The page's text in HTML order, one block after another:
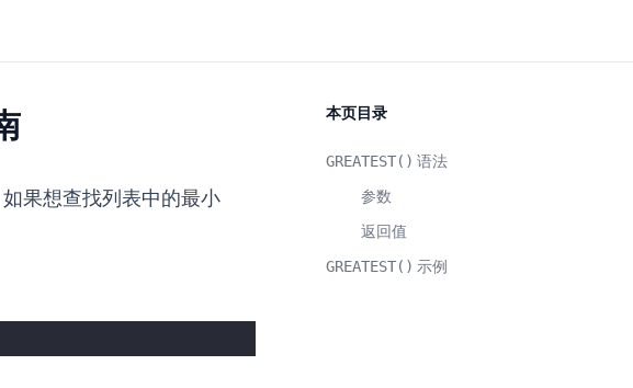
果想查找列表中的最小
本页目录
GREATEST() 语法
参数
返回值
GREATEST() 示例